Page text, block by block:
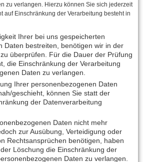
zu verlangen. Hierzu können Sie sich jederzeit
auf Einschränkung der Verarbeitung besteht in
Ihrer bei uns gespeicherten
Daten bestreiten, benötigen wir in der
überprüfen. Für die Dauer der Prüfung
die Einschränkung der Verarbeitung
Daten zu verlangen.
Ihrer personenbezogenen Daten
geschieht, können Sie statt der
der Datenverarbeitung
Daten nicht mehr
zur Ausübung, Verteidigung oder
Rechtsansprüchen benötigen, haben
Löschung die Einschränkung der
Daten zu verlangen.